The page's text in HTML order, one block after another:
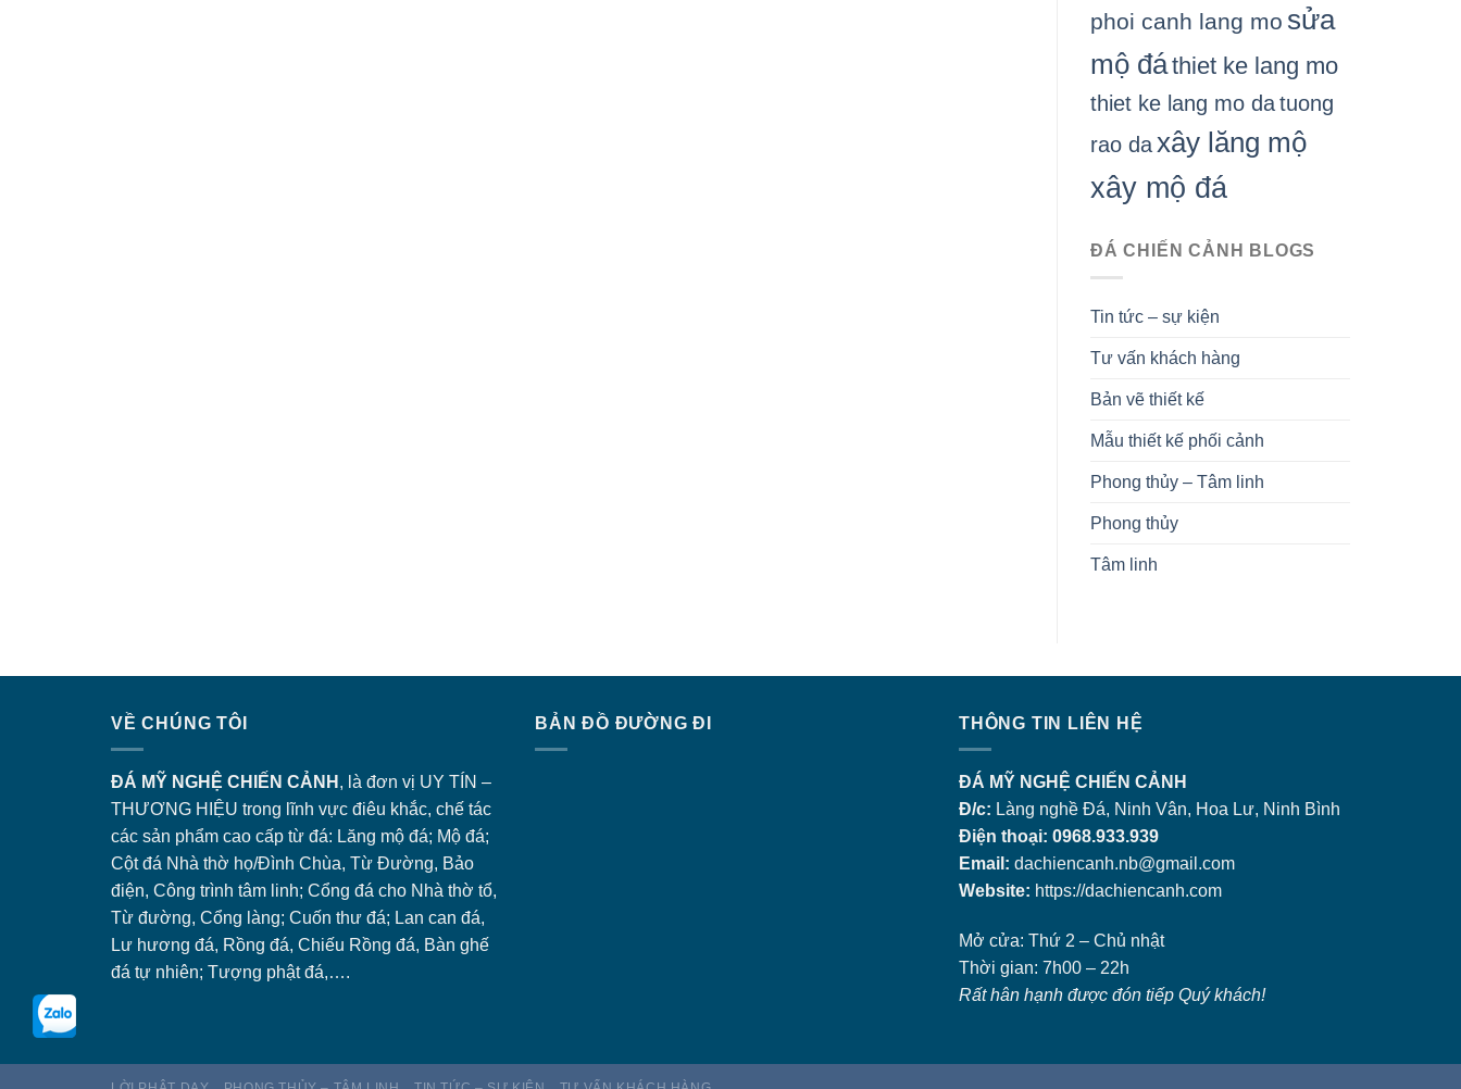
phoi canh lang mo sửa
mộ đáthiet ke lang mo
thiet ke lang mo datuong
rao daxây lăng mộ
xây mộ đá
ĐÁ CHIẾN CẢNH BLOGS
Tin tức – sự kiện
Tư vấn khách hàng
Bản vẽ thiết kế
Mẫu thiết kế phối cảnh
Phong thủy – Tâm linh
Phong thủy
Tâm linh
VỀ CHÚNG TÔI
ĐÁ MỸ NGHỆ CHIẾN CẢNH , là đơn vị UY TÍN –
THƯƠNG HIỆU trong lĩnh vực điêu khắc, chế tác
các sản phẩm cao cấp từ đá: Lăng mộ đá; Mộ đá;
Cột đá Nhà thờ họ/Đình Chùa, Từ Đường, Bảo
điện, Công trình tâm linh; Cổng đá cho Nhà thờ tổ,
Từ đường, Cổng làng; Cuốn thư đá; Lan can đá,
Lư hương đá, Rồng đá, Chiếu Rồng đá, Bàn ghế
đá tự nhiên; Tượng phật đá,….
BẢN ĐỒ ĐƯỜNG ĐI THÔNG TIN LIÊN HỆ
ĐÁ MỸ NGHỆ CHIẾN CẢNH
Đ/c: Làng nghề Đá, Ninh Vân, Hoa Lư, Ninh Bình
Điện thoại: 0968.933.939
Email: dachiencanh.nb@gmail.com
Website: https://dachiencanh.com
Mở cửa: Thứ 2 – Chủ nhật
Thời gian: 7h00 – 22h
Rất hân hạnh được đón tiếp Quý khách!